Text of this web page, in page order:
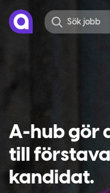
A-hub gör
till
kandidat.